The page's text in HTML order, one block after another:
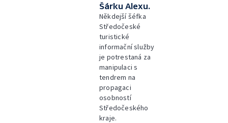
Šárku Alexu.
Někdejší šéfka
Středočeské
turistické
informační služby
je potrestaná za
manipulaci s
tendrem na
propagaci
osobností
Středočeského
kraje.